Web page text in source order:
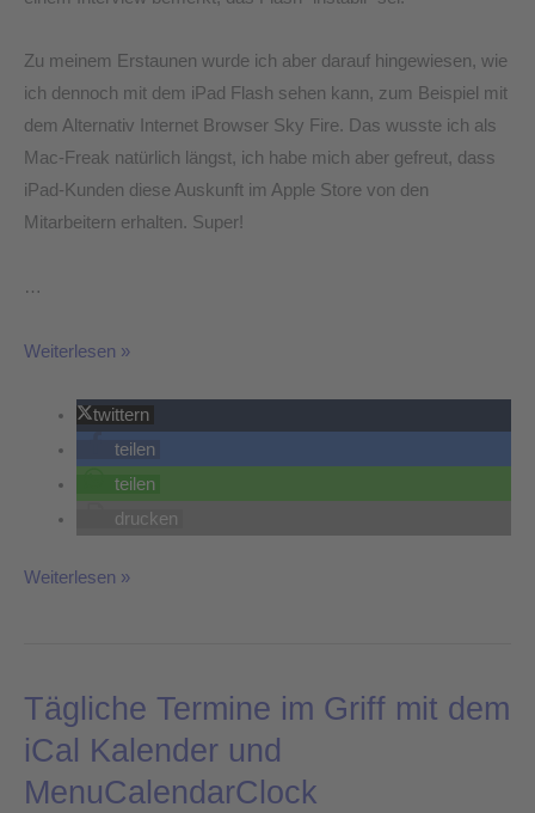
Zu meinem Erstaunen wurde ich aber darauf hingewiesen, wie
ich dennoch mit dem iPad Flash sehen kann, zum Beispiel mit
dem Alternativ Internet Browser Sky Fire. Das wusste ich als
Mac-Freak natürlich längst, ich habe mich aber gefreut, dass
iPad-Kunden diese Auskunft im Apple Store von den
Mitarbeitern erhalten. Super!
…
Weiterlesen »
twittern
teilen
teilen
drucken
Weiterlesen »
Tägliche Termine im Griff mit dem
iCal Kalender und
MenuCalendarClock
Tägliche
Termine
im
Griff